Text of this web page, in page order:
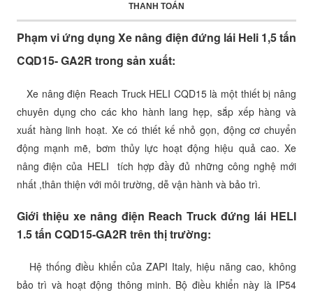
THANH TOÁN
Phạm vi ứng dụng Xe nâng điện đứng lái Heli 1,5 tấn
CQD15- GA2R trong sản xuất:
Xe nâng điện Reach Truck HELI CQD15 là một thiết bị nâng
chuyên dụng cho các kho hành lang hẹp, sắp xếp hàng và
xuất hàng linh hoạt. Xe có thiết kế nhỏ gọn, động cơ chuyển
động mạnh mẽ, bơm thủy lực hoạt động hiệu quả cao. Xe
nâng điện của HELI tích hợp đầy đủ những công nghệ mới
nhất ,thân thiện với môi trường, dễ vận hành và bảo trì.
Giới thiệu xe nâng điện Reach Truck đứng lái HELI
1.5 tấn CQD15-GA2R trên thị trường:
Hệ thống điều khiển của ZAPI Italy, hiệu năng cao, không
bảo trì và hoạt động thông minh. Bộ điều khiển này là IP54